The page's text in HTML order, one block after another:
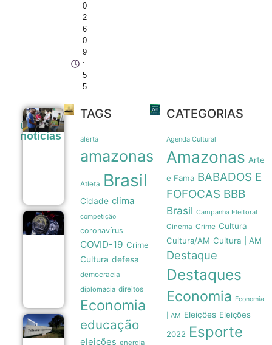
0
2
6
0
9
:
5
5
últimas
noticias
Eleições
partidos têm
para
candidaturas
08/08
Legado
paralímpico:
a trajetória
medalha do
Brasil em
07/08
TSE institui
TAGS
alerta
amazonas
Atleta Brasil
Cidade clima
competição
coronavírus
COVID-19 Crime
Cultura defesa
democracia
diplomacia direitos
Economia
educação
eleições energia
CATEGORIAS
Agenda Cultural
Amazonas Arte
e Fama BABADOS E
FOFOCAS BBB
Brasil Campanha Eleitoral
Cinema Crime Cultura
Cultura/AM Cultura | AM
Destaque
Destaques
Economia Economia
| AM Eleições Eleições
2022 Esporte